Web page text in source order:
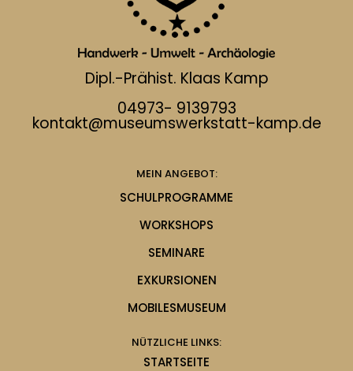
Dipl.-Prähist. Klaas Kamp
04973- 9139793
kontakt@museumswerkstatt-kamp.de
MEIN ANGEBOT:
SCHULPROGRAMME
WORKSHOPS
SEMINARE
EXKURSIONEN
MOBILESMUSEUM
NÜTZLICHE LINKS:
STARTSEITE